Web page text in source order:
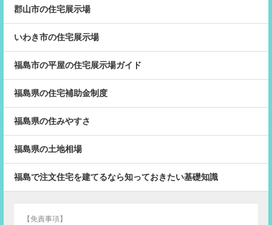
郡山市の住宅展示場
いわき市の住宅展示場
福島市の平屋の住宅展示場ガイド
福島県の住宅補助金制度
福島県の住みやすさ
福島県の土地相場
福島で注文住宅を建てるなら知っておきたい基礎知識
【免責事項】